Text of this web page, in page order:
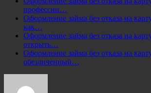
профессии…
Оформление займа без отказа на
как…
Оформление займа без отказа на
открыть…
Оформление займа без отказа на
обезличенный…